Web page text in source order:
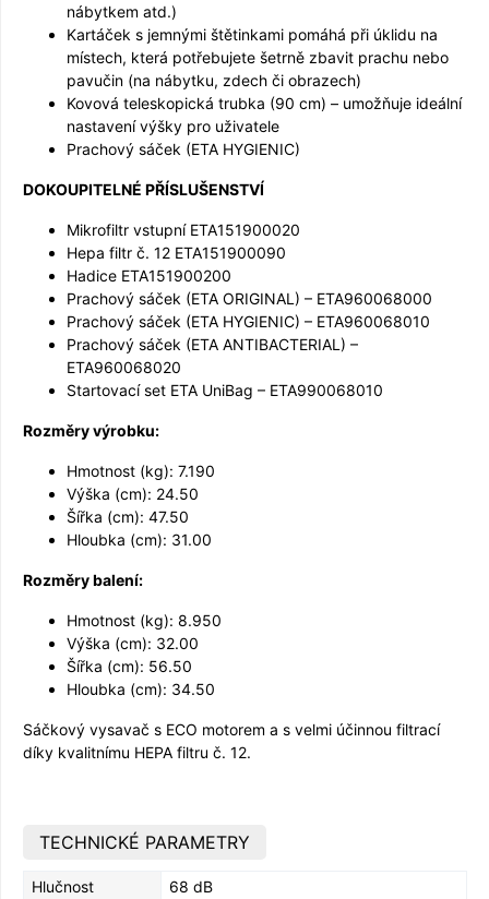
nábytkem atd.)
Kartáček s jemnými štětinkami pomáhá při úklidu na
místech, která potřebujete šetrně zbavit prachu nebo
pavučin (na nábytku, zdech či obrazech)
Kovová teleskopická trubka (90 cm) – umožňuje ideální
nastavení výšky pro uživatele
Prachový sáček (ETA HYGIENIC)
DOKOUPITELNÉ PŘÍSLUŠENSTVÍ
Mikrofiltr vstupní ETA151900020
Hepa filtr č. 12 ETA151900090
Hadice ETA151900200
Prachový sáček (ETA ORIGINAL) – ETA960068000
Prachový sáček (ETA HYGIENIC) – ETA960068010
Prachový sáček (ETA ANTIBACTERIAL) –
ETA960068020
Startovací set ETA UniBag – ETA990068010
Rozměry výrobku:
Hmotnost (kg): 7.190
Výška (cm): 24.50
Šířka (cm): 47.50
Hloubka (cm): 31.00
Rozměry balení:
Hmotnost (kg): 8.950
Výška (cm): 32.00
Šířka (cm): 56.50
Hloubka (cm): 34.50
Sáčkový vysavač s ECO motorem a s velmi účinnou filtrací
díky kvalitnímu HEPA filtru č. 12.
TECHNICKÉ PARAMETRY
Hlučnost 68 dB